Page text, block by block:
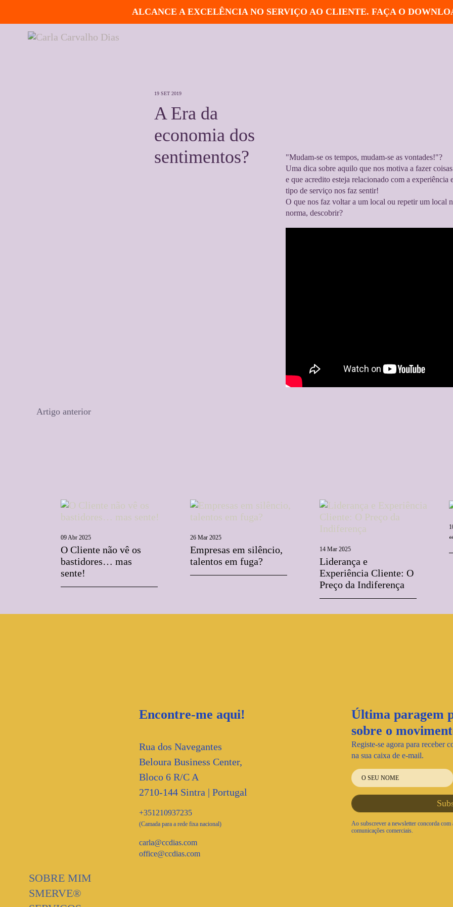
ALCANCE A EXCELÊNCIA NO SERVIÇO AO CLIENTE. FAÇA O
SOBRE MIM
SMERVE®
19 SET 2019
A Era da
economia dos
sentimentos?
"Mudam-se os tempos, mudam-se as vontades!"?
Uma dica sobre aquilo que nos motiva a fazer
e que acredito esteja relacionado com a
tipo de serviço nos faz sentir!
O que nos faz voltar a um local ou repetir um local
norma, descobrir?
Artigo anterior
09 Abr 2025
O Cliente não vê os
bastidores… mas
sente!
26 Mar 2025
Empresas em silêncio,
talentos em fuga?
14 Mar 2025
Liderança e
Experiência Cliente: O
Preço da Indiferença
Encontre-me aqui!
Rua dos Navegantes
Beloura Business Center,
Bloco 6 R/C A
2710-144 Sintra | Portugal
+351210937235
(Camada para a rede fixa nacional)
carla@ccdias.com
office@ccdias.com
Última paragem
sobre o
Registe-se agora para receber
na sua caixa de e-mail.
Ao subscrever a newsletter concorda com
comunicações comerciais.